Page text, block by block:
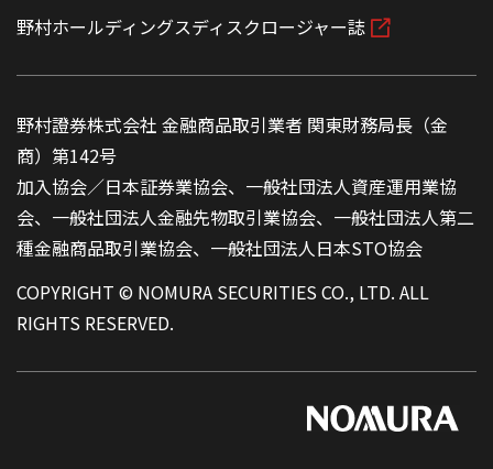
野村ホールディングスディスクロージャー誌
野村證券株式会社 金融商品取引業者 関東財務局長（金
商）第142号
加入協会／日本証券業協会、一般社団法人資産運用業協
会、一般社団法人金融先物取引業協会、一般社団法人第二
種金融商品取引業協会、一般社団法人日本STO協会
COPYRIGHT © NOMURA SECURITIES CO., LTD. ALL
RIGHTS RESERVED.